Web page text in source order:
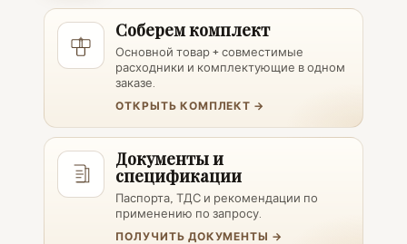
Соберем комплект
Основной товар + совместимые
расходники и комплектующие в одном
заказе.
ОТКРЫТЬ КОМПЛЕКТ →
Документы и
спецификации
Паспорта, ТДС и рекомендации по
применению по запросу.
ПОЛУЧИТЬ ДОКУМЕНТЫ →